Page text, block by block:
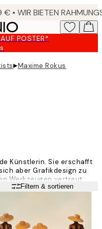
POSTER*
▸Maxime Rokus
Künstlerin. Sie erschafft
aber Grafikdesign zu
Werkzeugen vertraut
Kunst nutzte.
kreiert. Maxime
Farben, um zu bestimmen,
ein Design entschieden
Filtern & sortieren